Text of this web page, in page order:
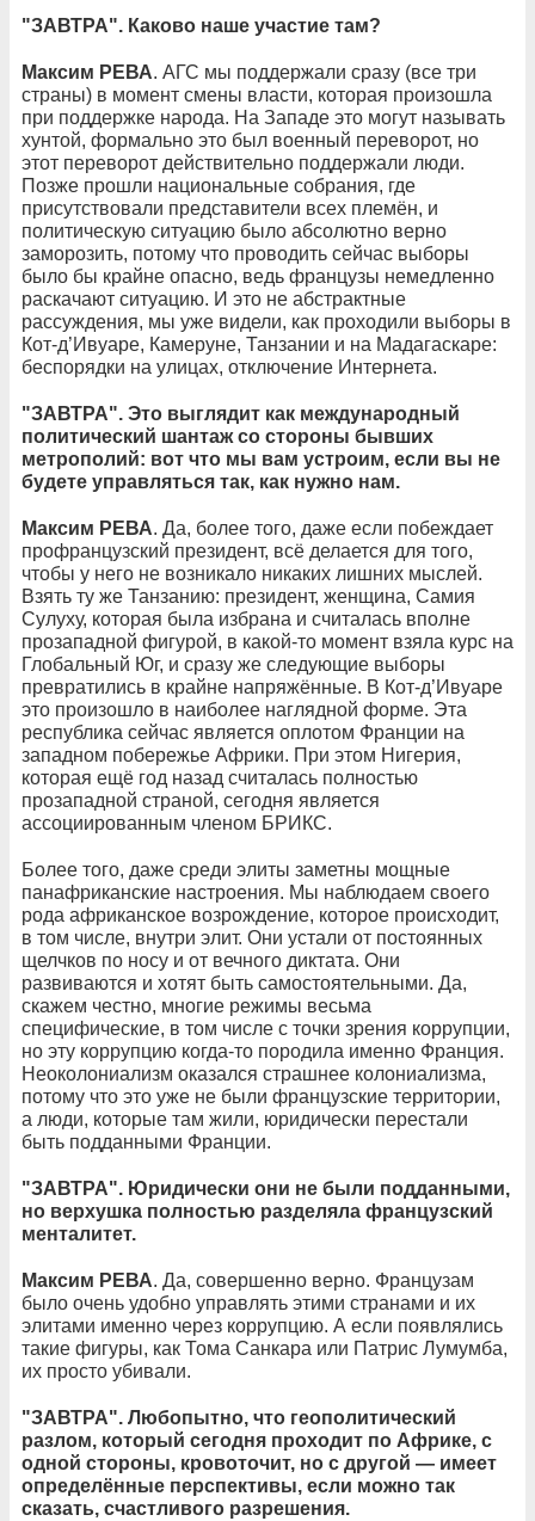
"ЗАВТРА". Каково наше участие там?
Максим РЕВА. АГС мы поддержали сразу (все три
страны) в момент смены власти, которая произошла
при поддержке народа. На Западе это могут называть
хунтой, формально это был военный переворот, но
этот переворот действительно поддержали люди.
Позже прошли национальные собрания, где
присутствовали представители всех племён, и
политическую ситуацию было абсолютно верно
заморозить, потому что проводить сейчас выборы
было бы крайне опасно, ведь французы немедленно
раскачают ситуацию. И это не абстрактные
рассуждения, мы уже видели, как проходили выборы в
Кот-д’Ивуаре, Камеруне, Танзании и на Мадагаскаре:
беспорядки на улицах, отключение Интернета.
"ЗАВТРА". Это выглядит как международный
политический шантаж со стороны бывших
метрополий: вот что мы вам устроим, если вы не
будете управляться так, как нужно нам.
Максим РЕВА. Да, более того, даже если побеждает
профранцузский президент, всё делается для того,
чтобы у него не возникало никаких лишних мыслей.
Взять ту же Танзанию: президент, женщина, Самия
Сулуху, которая была избрана и считалась вполне
прозападной фигурой, в какой-то момент взяла курс на
Глобальный Юг, и сразу же следующие выборы
превратились в крайне напряжённые. В Кот-д’Ивуаре
это произошло в наиболее наглядной форме. Эта
республика сейчас является оплотом Франции на
западном побережье Африки. При этом Нигерия,
которая ещё год назад считалась полностью
прозападной страной, сегодня является
ассоциированным членом БРИКС.
Более того, даже среди элиты заметны мощные
панафриканские настроения. Мы наблюдаем своего
рода африканское возрождение, которое происходит,
в том числе, внутри элит. Они устали от постоянных
щелчков по носу и от вечного диктата. Они
развиваются и хотят быть самостоятельными. Да,
скажем честно, многие режимы весьма
специфические, в том числе с точки зрения коррупции,
но эту коррупцию когда-то породила именно Франция.
Неоколониализм оказался страшнее колониализма,
потому что это уже не были французские территории,
а люди, которые там жили, юридически перестали
быть подданными Франции.
"ЗАВТРА". Юридически они не были подданными,
но верхушка полностью разделяла французский
менталитет.
Максим РЕВА. Да, совершенно верно. Французам
было очень удобно управлять этими странами и их
элитами именно через коррупцию. А если появлялись
такие фигуры, как Тома Санкара или Патрис Лумумба,
их просто убивали.
"ЗАВТРА". Любопытно, что геополитический
разлом, который сегодня проходит по Африке, с
одной стороны, кровоточит, но с другой — имеет
определённые перспективы, если можно так
сказать, счастливого разрешения.